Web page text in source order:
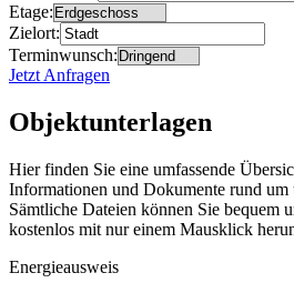
Etage:
Zielort:
Terminwunsch:
Jetzt Anfragen
Objektunterlagen
Hier finden Sie eine umfassende
Informationen und Dokumente rund um
Sämtliche Dateien können Sie bequem
kostenlos mit nur einem Mausklick
Energieausweis